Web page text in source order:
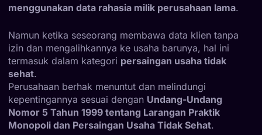
menggunakan data rahasia milik perusahaan lama.
Namun ketika seseorang membawa data klien tanpa
izin dan mengalihkannya ke usaha barunya, hal ini
termasuk dalam kategori persaingan usaha tidak
sehat.
Perusahaan berhak menuntut dan melindungi
kepentingannya sesuai dengan Undang-Undang
Nomor 5 Tahun 1999 tentang Larangan Praktik
Monopoli dan Persaingan Usaha Tidak Sehat.